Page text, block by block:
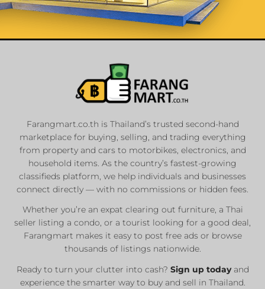
List Your
Properties
Private Sellers
Real Estate Agents
Sale & Rent
List Now
Farangmart.co.th is Thailand’s trusted second-hand
marketplace for buying, selling, and trading everything
from property and cars to motorbikes, electronics, and
household items. As the country’s fastest-growing
classifieds platform, we help individuals and businesses
connect directly — with no commissions or hidden fees.
Whether you’re an expat clearing out furniture, a Thai
seller listing a condo, or a tourist looking for a good deal,
Farangmart makes it easy to post free ads or browse
thousands of listings nationwide.
Ready to turn your clutter into cash? Sign up todayand
experience the smarter way to buy and sell in Thailand.